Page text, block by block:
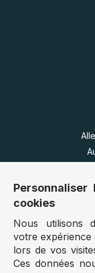
Vous
cookies
Nous utilisons
votre expérience
lors de vos
Ces données